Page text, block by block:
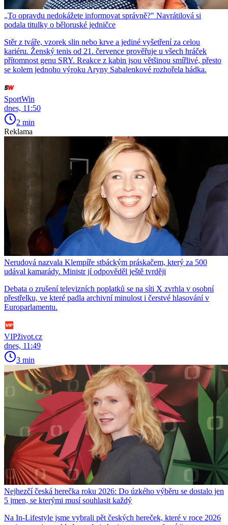
„To opravdu nedokážete informovat správně?" Navrátilová si
podala titulky o běloruské jedničce
Stěr z tváře, vzorek slin nebo krve a jediné vyšetření za celou
kariéru. Ženský tenis od 21. července prověřuje u všech hráček
přítomnost genu SRY. Reakce z kabin jsou většinou smířlivé, přesto
se kolem jednoho výroku Aryny Sabalenkové rozhořela hádka.
SportWin
dnes, 11:50
2 min
Reklama
Nerudová nazvala Klempíře stbáckým práskačem, který za 500
udával kamarády. Ministr jí odpověděl ještě tvrději
Debata o zrušení televizních poplatků se na síti X zvrhla v osobní
přestřelku, ve které padla archivní minulost i čerstvé hlasování v
Europarlamentu.
VIPživot.cz
dnes, 11:49
3 min
Nejhezčí česká herečka roku 2026: Do úzkého výběru se dostalo jen
5 jmen, se kterými musí souhlasit každý
Na In-Lifestyle jsme vybrali pět českých hereček, které v roce 2026